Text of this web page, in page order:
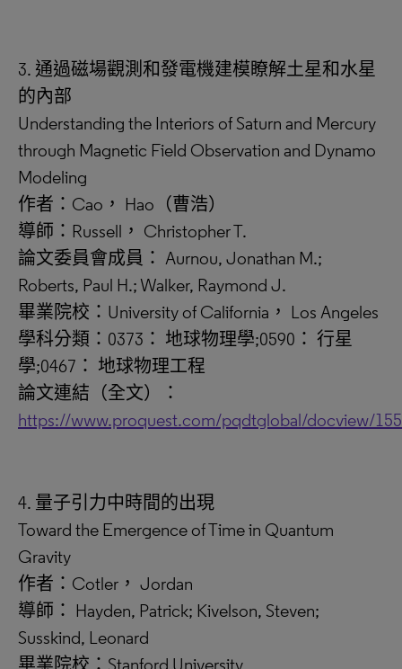
3. 通過磁場觀測和發電機建模瞭解土星和水星
的內部
Understanding the Interiors of Saturn and Mercury
through Magnetic Field Observation and Dynamo
Modeling
作者：Cao， Hao（曹浩）
導師：Russell， Christopher T.
論文委員會成員： Aurnou, Jonathan M.;
Roberts, Paul H.; Walker, Raymond J.
畢業院校：University of California， Los Angeles
學科分類：0373： 地球物理學;0590： 行星
學;0467： 地球物理工程
論文連結（全文）：
https://www.proquest.com/pqdtglobal/docview/
4. 量子引力中時間的出現
Toward the Emergence of Time in Quantum
Gravity
作者：Cotler， Jordan
導師： Hayden, Patrick; Kivelson, Steven;
Susskind, Leonard
畢業院校：Stanford University